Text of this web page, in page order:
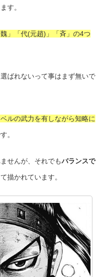
す。
」「代(元趙)」「斉」の4つ
ばれないって事はまず無いで
ルの武力を有しながら知略に
。
せんが、それでもバランスで
描かれています。